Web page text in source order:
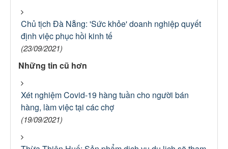
Chủ tịch Đà Nẵng: 'Sức khỏe' doanh nghiệp quyết
định việc phục hồi kinh tế
(23/09/2021)
Những tin cũ hơn
Xét nghiệm Covid-19 hàng tuần cho người bán
hàng, làm việc tại các chợ
(19/09/2021)